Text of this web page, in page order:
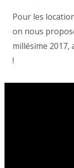
Pour les
on nous
millésime 2017,
!